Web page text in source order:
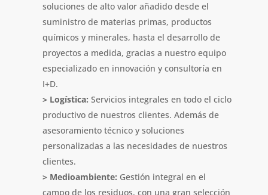
soluciones de alto valor añadido desde el
suministro de materias primas, productos
químicos y minerales, hasta el desarrollo de
proyectos a medida, gracias a nuestro equipo
especializado en innovación y consultoría en
I+D.
> Logística: Servicios integrales en todo el ciclo
productivo de nuestros clientes. Además de
asesoramiento técnico y soluciones
personalizadas a las necesidades de nuestros
clientes.
> Medioambiente: Gestión integral en el
campo de los residuos, con una gran selección